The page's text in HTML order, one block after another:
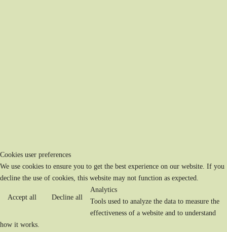
Cookies user preferences
We use cookies to ensure you to get the best experience on our website. If you
decline the use of cookies, this website may not function as expected.
Accept all Decline all
Analytics
Tools used to analyze the data to measure the
effectiveness of a website and to understand
how it works.